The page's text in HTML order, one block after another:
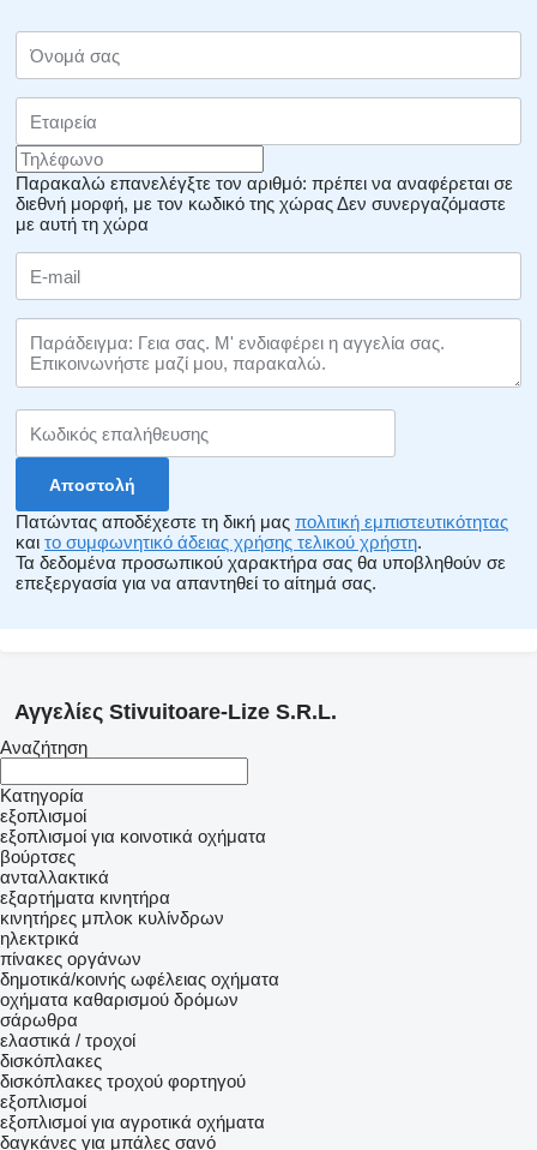
Παρακαλώ επανελέγξτε τον αριθμό: πρέπει να αναφέρεται σε
διεθνή μορφή, με τον κωδικό της χώραςΔεν συνεργαζόμαστε
με αυτή τη χώρα
Πατώντας αποδέχεστε τη δική μας πολιτική εμπιστευτικότητας
και το συμφωνητικό άδειας χρήσης τελικού χρήστη.
Τα δεδομένα προσωπικού χαρακτήρα σας θα υποβληθούν σε
επεξεργασία για να απαντηθεί το αίτημά σας.
Αγγελίες Stivuitoare-Lize S.R.L.
Αναζήτηση
Κατηγορία
εξοπλισμοί
εξοπλισμοί για κοινοτικά οχήματα
βούρτσες
ανταλλακτικά
εξαρτήματα κινητήρα
κινητήρες μπλοκ κυλίνδρων
ηλεκτρικά
πίνακες οργάνων
δημοτικά/κοινής ωφέλειας οχήματα
οχήματα καθαρισμού δρόμων
σάρωθρα
ελαστικά / τροχοί
δισκόπλακες
δισκόπλακες τροχού φορτηγού
εξοπλισμοί
εξοπλισμοί για αγροτικά οχήματα
δαγκάνες για μπάλες σανό